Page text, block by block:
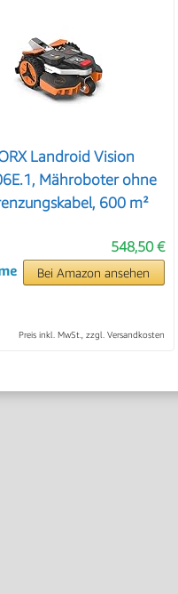
Landroid Vision
Mähroboter ohne
600 m²
548,50 €
Bei Amazon ansehen
Preis inkl. MwSt., zzgl. Versandkosten